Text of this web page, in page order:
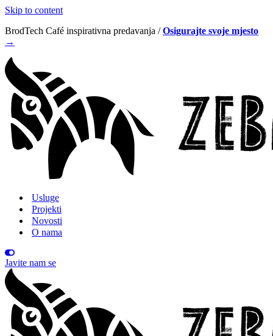
Skip to content
BrodTech Café inspirativna predavanja /Osigurajte svoje mjesto
→
Usluge
Projekti
Novosti
O nama
Javite nam se